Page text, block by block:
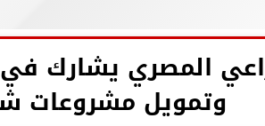
المصري يشارك
وتمويل مشروعات